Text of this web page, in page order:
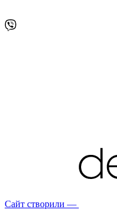
Сайт створили —